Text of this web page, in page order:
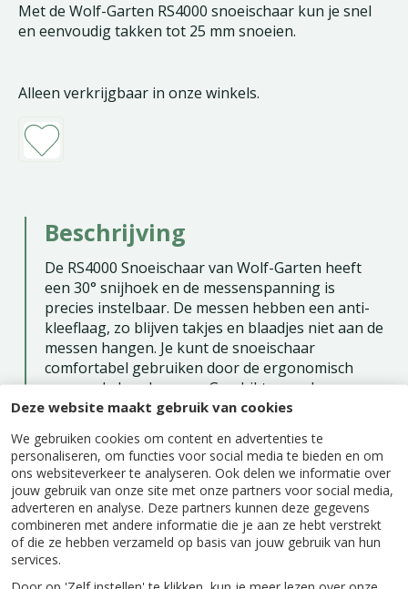
Deze website maakt gebruik van cookies
We gebruiken cookies om content en advertenties te
personaliseren, om functies voor social media te bieden en om
ons websiteverkeer te analyseren. Ook delen we informatie over
jouw gebruik van onze site met onze partners voor social media,
adverteren en analyse. Deze partners kunnen deze gegevens
combineren met andere informatie die je aan ze hebt verstrekt
of die ze hebben verzameld op basis van jouw gebruik van hun
services.
Met de Wolf-Garten RS4000 snoeischaar kun je snel
en eenvoudig takken tot 25 mm snoeien.
Alleen verkrijgbaar in onze winkels.
Beschrijving
De RS4000 Snoeischaar van Wolf-Garten heeft
een 30° snijhoek en de messenspanning is
precies instelbaar. De messen hebben een anti-
kleeflaag, zo blijven takjes en blaadjes niet aan de
messen hangen. Je kunt de snoeischaar
comfortabel gebruiken door de ergonomisch
gevormde handgrepen. Geschikt voor de
middelgrote tot grote hand en zowel links- als
snoeischaar vergrendelen voor veilig opbergen.
Verschil tussen Papegaaienbek (bypass) en
aambeeld snoeischaren
Een Papegaaienbek (bypass) snoeischaar heeft
twee snijdende messen die langs elkaar snijden.
Zachte stengels en takken kneuzen minder snel.